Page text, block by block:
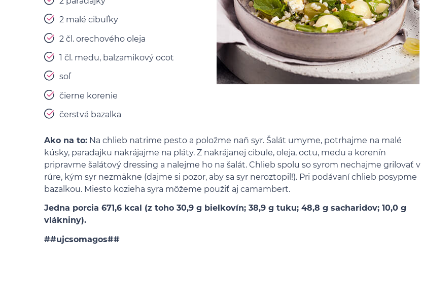
2 malé cibuľky
2 čl. orechového oleja
1 čl. medu, balzamikový ocot
soľ
čierne korenie
čerstvá bazalka
Ako na to: Na chlieb natrime pesto a položme naň syr. Šalát umyme, potrhajme na malé
kúsky, paradajku nakrájajme na pláty. Z nakrájanej cibule, oleja, octu, medu a korenín
pripravme šalátový dressing a nalejme ho na šalát. Chlieb spolu so syrom nechajme grilovať v
rúre, kým syr nezmäkne (dajme si pozor, aby sa syr neroztopil!). Pri podávaní chlieb posypme
bazalkou. Miesto kozieha syra môžeme použiť aj camambert.
Jedna porcia 671,6 kcal (z toho 30,9 g bielkovín; 38,9 g tuku; 48,8 g sacharidov; 10,0 g
vlákniny).
##ujcsomagos##